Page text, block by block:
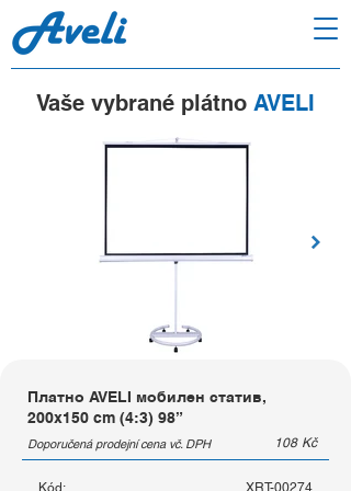
Vaše vybrané plátno AVELI
Платно AVELI мобилен статив,
200x150 cm (4:3) 98”
Doporučená prodejní cena vč. DPH 108 Kč
Kód: XRT-00274